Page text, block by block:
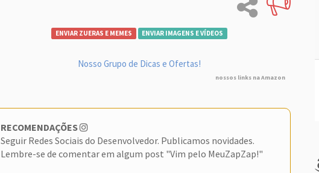
ENVIAR ZUERAS E MEMES ENVIAR IMAGENS E VÍDEOS
Nosso Grupo de Dicas e Ofertas!
nossos links na Amazon
RECOMENDAÇÕES
Seguir Redes Sociais do Desenvolvedor. Publicamos novidades.
Lembre-se de comentar em algum post "Vim pelo MeuZapZap!"